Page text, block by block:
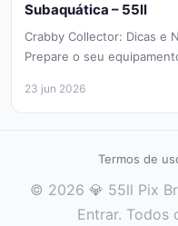
Subaquática – 55ll
Crabby Collector: Dicas e
Prepare o seu
23 jun 2026
Termos de
© 2026 💎 55ll Pix
Entrar. Todos